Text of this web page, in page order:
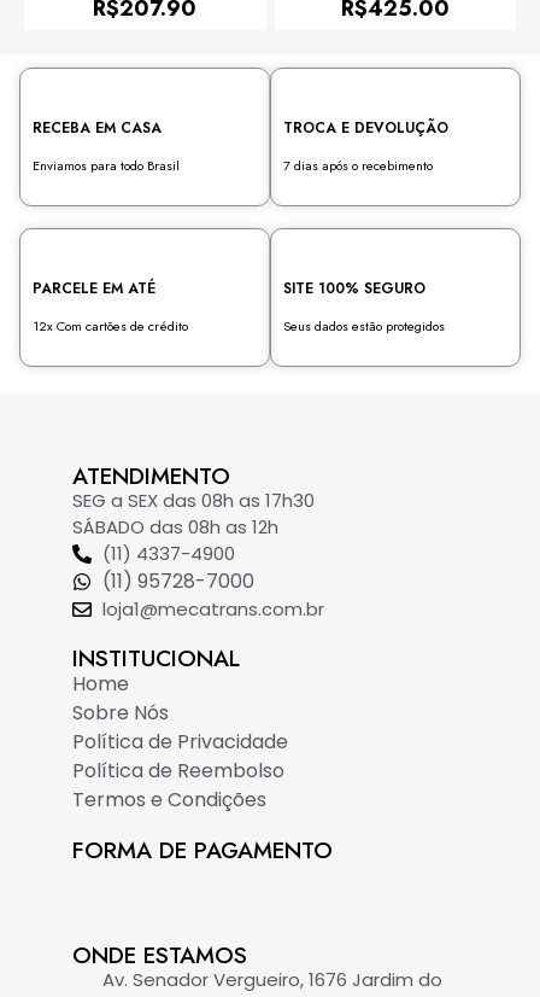
de
R$207.90
de
R$425.00
RECEBA EM CASA
Enviamos para todo Brasil
TROCA E DEVOLUÇÃO
7 dias após o recebimento
PARCELE EM ATÉ
12x Com cartões de crédito
SITE 100% SEGURO
Seus dados estão protegidos
ATENDIMENTO
SEG a SEX das 08h as 17h30
SÁBADO das 08h as 12h
(11) 4337-4900
(11) 95728-7000
loja1@mecatrans.com.br
INSTITUCIONAL​
Home
Sobre Nós
Política de Privacidade
Política de Reembolso
Termos e Condições
FORMA DE PAGAMENTO
ONDE ESTAMOS
Av. Senador Vergueiro, 1676 Jardim do